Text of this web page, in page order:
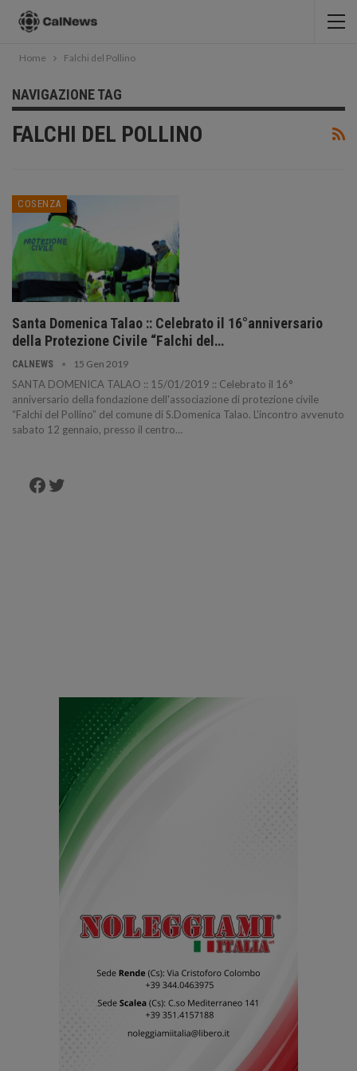
Home Falchi del Pollino
NAVIGAZIONE TAG
FALCHI DEL POLLINO
COSENZA
Santa Domenica Talao :: Celebrato il 16°anniversario
della Protezione Civile “Falchi del…
CALNEWS 15 Gen 2019
SANTA DOMENICA TALAO :: 15/01/2019 :: Celebrato il 16°
anniversario della fondazione dell'associazione di protezione civile
“Falchi del Pollino” del comune di S.Domenica Talao. L'incontro avvenuto
sabato 12 gennaio, presso il centro…
Facebook
Twitter